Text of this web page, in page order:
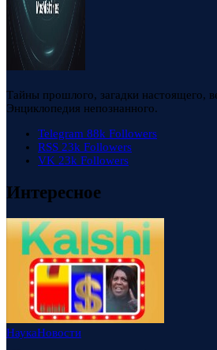
Тайны прошлого, загадки настоящего,
Энциклопедия непознанного.
Telegram 88k Followers
RSS 23k Followers
VK 23k Followers
Интересное
НаукаНовости